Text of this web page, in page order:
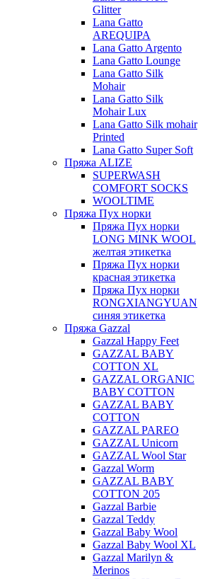
Glitter
Lana Gatto
AREQUIPA
Lana Gatto Argento
Lana Gatto Lounge
Lana Gatto Silk
Mohair
Lana Gatto Silk
Mohair Lux
Lana Gatto Silk mohair
Printed
Lana Gatto Super Soft
Пряжа ALIZE
SUPERWASH
COMFORT SOCKS
WOOLTIME
Пряжа Пух норки
Пряжа Пух норки
LONG MINK WOOL
желтая этикетка
Пряжа Пух норки
красная этикетка
Пряжа Пух норки
RONGXIANGYUAN
синяя этикетка
Пряжа Gazzal
Gazzal Happy Feet
GAZZAL BABY
COTTON XL
GAZZAL ORGANIC
BABY COTTON
GAZZAL BABY
COTTON
GAZZAL PAREO
GAZZAL Unicorn
GAZZAL Wool Star
Gazzal Worm
GAZZAL BABY
COTTON 205
Gazzal Barbie
Gazzal Teddy
Gazzal Baby Wool
Gazzal Baby Wool XL
Gazzal Marilyn &
Merinos